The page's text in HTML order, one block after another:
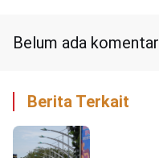
Belum ada komentar
Berita Terkait